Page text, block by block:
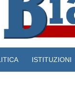
ISTITUZIONI